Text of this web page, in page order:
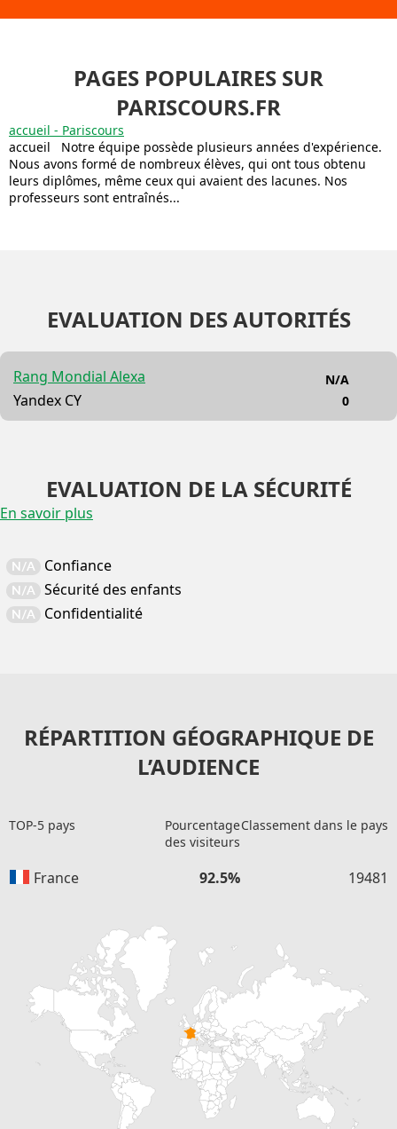
PAGES POPULAIRES SUR
PARISCOURS.FR
accueil - Pariscours
accueil Notre équipe possède plusieurs années d'expérience.
Nous avons formé de nombreux élèves, qui ont tous obtenu
leurs diplômes, même ceux qui avaient des lacunes. Nos
professeurs sont entraînés...
EVALUATION DES AUTORITÉS
Rang Mondial Alexa
Yandex CY
N/A
0
EVALUATION DE LA SÉCURITÉ
En savoir plus
N/A Confiance
N/A Sécurité des enfants
N/A Confidentialité
RÉPARTITION GÉOGRAPHIQUE DE
L’AUDIENCE
TOP-5 pays
Pourcentage
des visiteurs
Classement dans le pays
France 92.5% 19481